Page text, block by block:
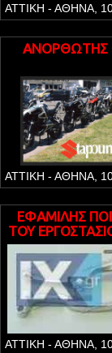
ΑΤΤΙΚΗ - ΑΘΗΝΑ,
ΑΝΟΡΘΩΤΗΣ
ΑΤΤΙΚΗ - ΑΘΗΝΑ,
ΕΦΑΜΙΛΗΣ
TOY
ΑΤΤΙΚΗ - ΑΘΗΝΑ,